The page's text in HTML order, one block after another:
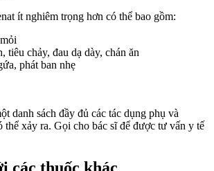
ít nghiêm trọng hơn có thể bao gồm:
tiêu chảy, đau dạ dày, chán ăn
phát ban nhẹ
danh sách đầy đủ các tác dụng phụ và
thể xảy ra. Gọi cho bác sĩ để được tư vấn y tế